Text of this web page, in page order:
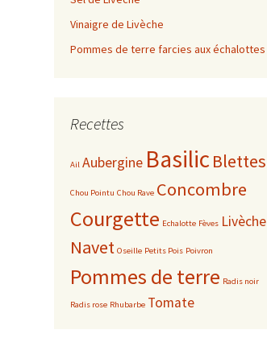
Décembre
Octobre
Novembre
Décembre
Octobre
Septembre
Août
Juillet
Novembre
Octobre
Avril
Année 2014
Vinaigre de Livèche
Pommes de terre farcies aux échalottes
Recettes
Ail Aubergine Basilic Blettes
Chou Pointu Chou Rave Concombre
Courgette Echalotte Fèves Livèche
Navet Oseille Petits Pois Poivron
Pommes de terre Radis noir
Radis rose Rhubarbe Tomate